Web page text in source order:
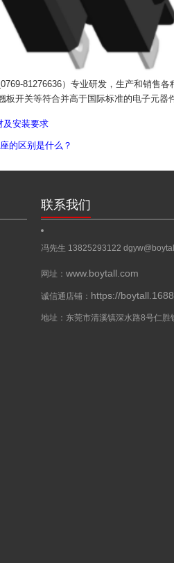
0769-81276636）专业研发，生产和销售各
板开关等符合并高于国际标准的电子元
及安装要求
的区别是什么？
联系我们
冯先生 13825293122
网址： www.boytall.com
诚信通店铺： https://
地址：东莞市清溪镇深水路8号仁胜